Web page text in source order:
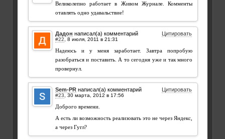
Великолепно работает в Живом Журнале. Комменты
отавлять одно удавальствие!
Дадон написал(а) комментарий Цитировать
#22
Надеюсь и у меня заработает. Завтра попробую
разобраться и поставить. А то сегодня уже и так много
провернул.
Sem-PR написал(а) комментарий Цитировать
#23
Доброго времени.
А есть ли возможность реализовать это не через Яндекс,
а через Гугл?